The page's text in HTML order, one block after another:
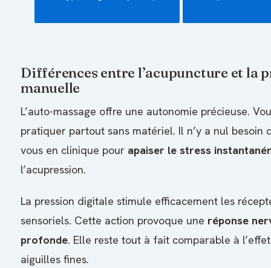
Différences entre l’acupuncture et la
manuelle
L’auto-massage offre une autonomie précieuse.
pratiquer partout sans matériel. Il n’y a nul besoin
vous en clinique pour apaiser le stress
l’acupression.
La pression digitale stimule efficacement les
sensoriels. Cette action provoque une réponse
profonde. Elle reste tout à fait comparable à
aiguilles fines.